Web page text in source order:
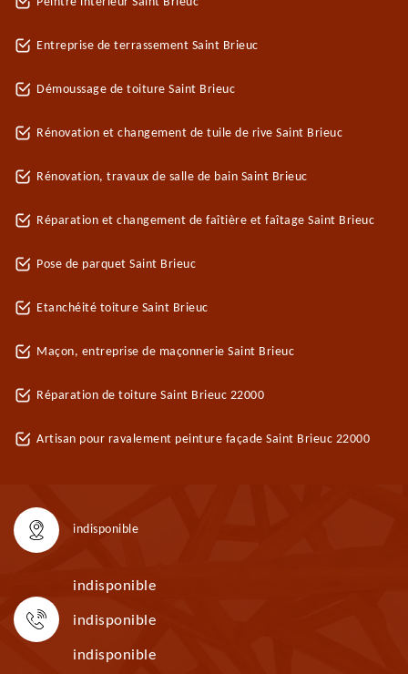
Entreprise de terrassement Saint Brieuc
Démoussage de toiture Saint Brieuc
Rénovation et changement de tuile de rive Saint Brieuc
Rénovation, travaux de salle de bain Saint Brieuc
Réparation et changement de faîtière et faîtage Saint Brieuc
Pose de parquet Saint Brieuc
Etanchéité toiture Saint Brieuc
Maçon, entreprise de maçonnerie Saint Brieuc
Réparation de toiture Saint Brieuc 22000
Artisan pour ravalement peinture façade Saint Brieuc 22000
indisponible
indisponible
indisponible
indisponible